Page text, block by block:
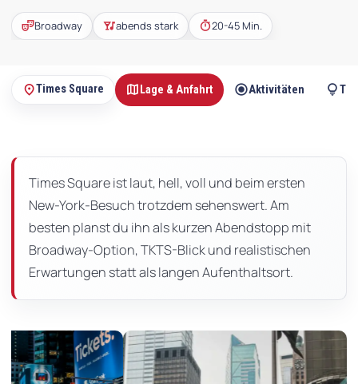
theater_comedyBroadway nightlifeabends stark timer20-45 Min.
dieser
Seite
placeTimes Square map Lage & Anfahrt radio_button_checkedAktivitäten lightbulb
Times Square ist laut, hell, voll und beim ersten
New-York-Besuch trotzdem sehenswert. Am
besten planst du ihn als kurzen Abendstopp mit
Broadway-Option, TKTS-Blick und realistischen
Erwartungen statt als langen Aufenthaltsort.